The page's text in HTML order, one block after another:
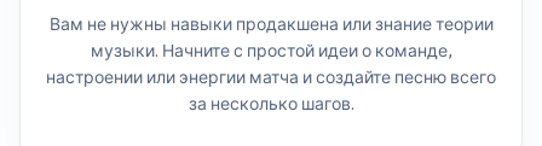
Вам не нужны навыки продакшена или знание теории
музыки. Начните с простой идеи о команде,
настроении или энергии матча и создайте песню всего
за несколько шагов.